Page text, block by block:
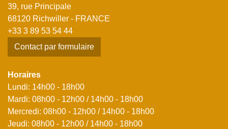
39, rue Principale
68120 Richwiller - FRANCE
+33 3 89 53 54 44
Contact par formulaire
Horaires
Lundi: 14h00 - 18h00
Mardi: 08h00 - 12h00 / 14h00 - 18h00
Mercredi: 08h00 - 12h00 / 14h00 - 18h00
Jeudi: 08h00 - 12h00 / 14h00 - 18h00